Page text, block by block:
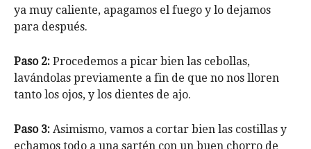
ya muy caliente, apagamos el fuego y lo dejamos
para después.
Paso 2: Procedemos a picar bien las cebollas,
lavándolas previamente a fin de que no nos lloren
tanto los ojos, y los dientes de ajo.
Paso 3: Asimismo, vamos a cortar bien las costillas y
echamos todo a una sartén con un buen chorro de